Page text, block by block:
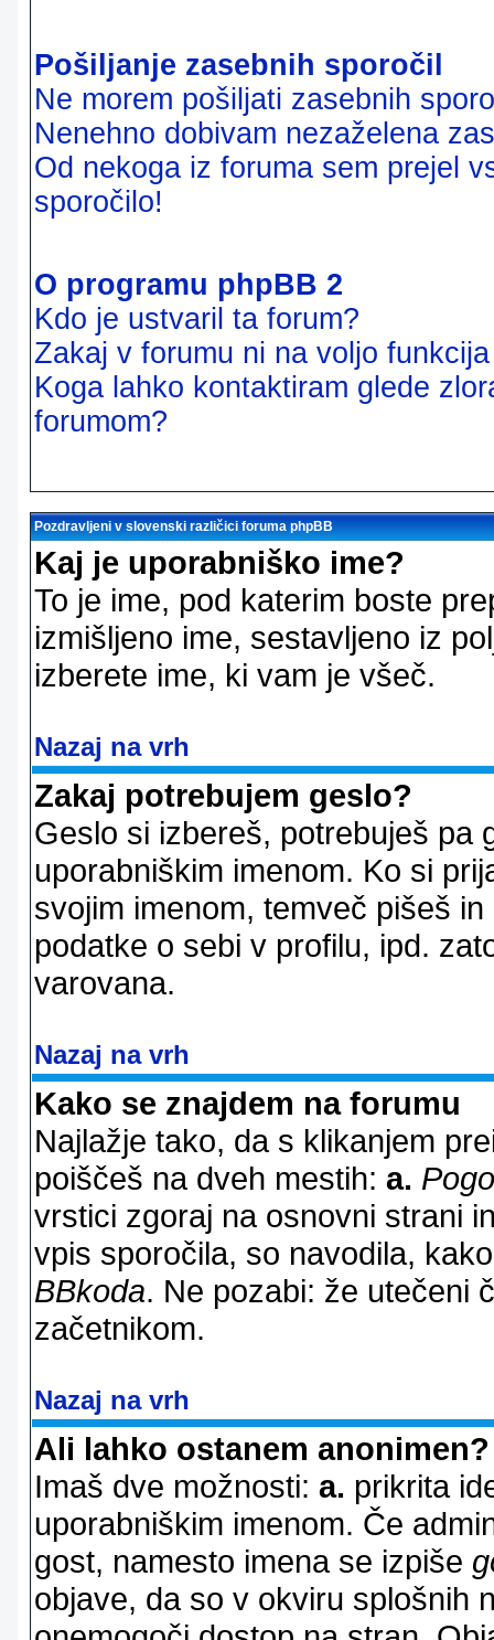
Pošiljanje zasebnih sporočil
Ne morem pošiljati zasebnih
Nenehno dobivam nezaželena
Od nekoga iz foruma sem prejel
sporočilo!
O programu phpBB 2
Kdo je ustvaril ta forum?
Zakaj v forumu ni na voljo
Koga lahko kontaktiram glede
forumom?
Pozdravljeni v slovenski različici foruma phpBB
Kaj je uporabniško ime?
To je ime, pod katerim boste
izmišljeno ime, sestavljeno iz
izberete ime, ki vam je všeč.
Nazaj na vrh
Zakaj potrebujem geslo?
Geslo si izbereš, potrebuješ pa
uporabniškim imenom. Ko si
svojim imenom, temveč pišeš
podatke o sebi v profilu, ipd.
varovana.
Nazaj na vrh
Kako se znajdem na forumu
Najlažje tako, da s klikanjem
poiščeš na dveh mestih: a.
vrstici zgoraj na osnovni strani
vpis sporočila, so navodila,
BBkoda. Ne pozabi: že utečeni
začetnikom.
Nazaj na vrh
Ali lahko ostanem anonimen?
Imaš dve možnosti: a. prikrita
uporabniškim imenom. Če
gost, namesto imena se izpiše
objave, da so v okviru splošnih